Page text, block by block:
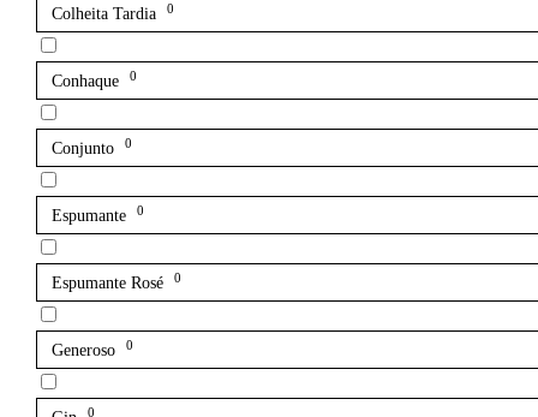
Colheita Tardia 0
Conhaque 0
Conjunto 0
Espumante 0
Espumante Rosé 0
Generoso 0
0